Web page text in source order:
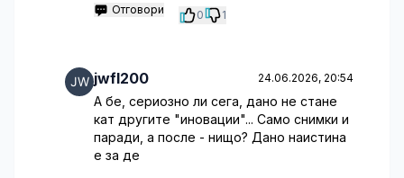
Отговори 0 1
jwfl200 24.06.2026, 20:54
А бе, сериозно ли сега, дано не стане
кат другите "иновации"... Само снимки и
паради, а после - нищо? Дано наистина
е за де